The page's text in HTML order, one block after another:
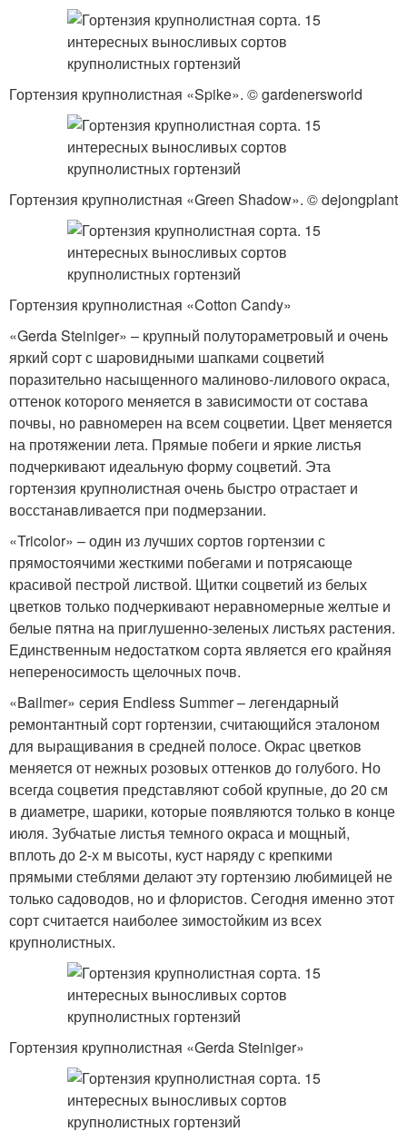
Гортензия крупнолистная «Spike». © gardenersworld
Гортензия крупнолистная «Green Shadow». © dejongplant
Гортензия крупнолистная «Cotton Candy»
«Gerda Steiniger» – крупный полутораметровый и очень
яркий сорт с шаровидными шапками соцветий
поразительно насыщенного малиново-лилового окраса,
оттенок которого меняется в зависимости от состава
почвы, но равномерен на всем соцветии. Цвет меняется
на протяжении лета. Прямые побеги и яркие листья
подчеркивают идеальную форму соцветий. Эта
гортензия крупнолистная очень быстро отрастает и
восстанавливается при подмерзании.
«Tricolor» – один из лучших сортов гортензии с
прямостоячими жесткими побегами и потрясающе
красивой пестрой листвой. Щитки соцветий из белых
цветков только подчеркивают неравномерные желтые и
белые пятна на приглушенно-зеленых листьях растения.
Единственным недостатком сорта является его крайняя
непереносимость щелочных почв.
«Bailmer» серия Endless Summer – легендарный
ремонтантный сорт гортензии, считающийся эталоном
для выращивания в средней полосе. Окрас цветков
меняется от нежных розовых оттенков до голубого. Но
всегда соцветия представляют собой крупные, до 20 см
в диаметре, шарики, которые появляются только в конце
июля. Зубчатые листья темного окраса и мощный,
вплоть до 2-х м высоты, куст наряду с крепкими
прямыми стеблями делают эту гортензию любимицей не
только садоводов, но и флористов. Сегодня именно этот
сорт считается наиболее зимостойким из всех
крупнолистных.
Гортензия крупнолистная «Gerda Steiniger»